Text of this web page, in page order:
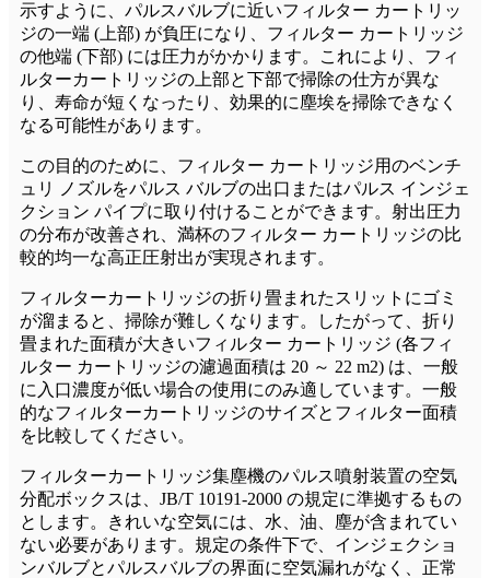
示すように、パルスバルブに近いフィルター カートリッ
ジの一端 (上部) が負圧になり、フィルター カートリッジ
の他端 (下部) には圧力がかかります。これにより、フィ
ルターカートリッジの上部と下部で掃除の仕方が異な
り、寿命が短くなったり、効果的に塵埃を掃除できなく
なる可能性があります。
この目的のために、フィルター カートリッジ用のベンチ
ュリ ノズルをパルス バルブの出口またはパルス インジェ
クション パイプに取り付けることができます。射出圧力
の分布が改善され、満杯のフィルター カートリッジの比
較的均一な高正圧射出が実現されます。
フィルターカートリッジの折り畳まれたスリットにゴミ
が溜まると、掃除が難しくなります。したがって、折り
畳まれた面積が大きいフィルター カートリッジ (各フィ
ルター カートリッジの濾過面積は 20 ～ 22 m2) は、一般
に入口濃度が低い場合の使用にのみ適しています。一般
的なフィルターカートリッジのサイズとフィルター面積
を比較してください。
フィルターカートリッジ集塵機のパルス噴射装置の空気
分配ボックスは、JB/T 10191-2000 の規定に準拠するもの
とします。きれいな空気には、水、油、塵が含まれてい
ない必要があります。規定の条件下で、インジェクショ
ンバルブとパルスバルブの界面に空気漏れがなく、正常